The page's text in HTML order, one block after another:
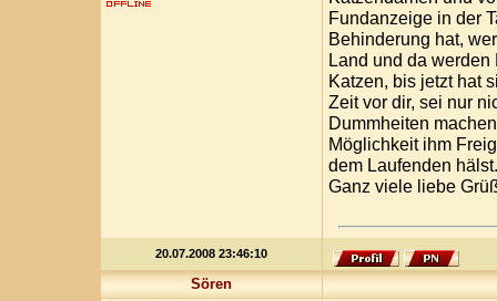
Fundanzeige in der
Behinderung hat,
Land und da
Katzen, bis jetzt hat
Zeit vor dir, sei nur
Dummheiten
Möglichkeit ihm
dem Laufenden hälst.
Ganz viele liebe
20.07.2008 23:46:10
Sören